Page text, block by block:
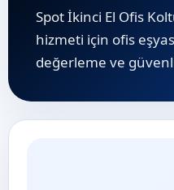
Spot İkinci El Ofis
hizmeti için ofis
değerleme ve